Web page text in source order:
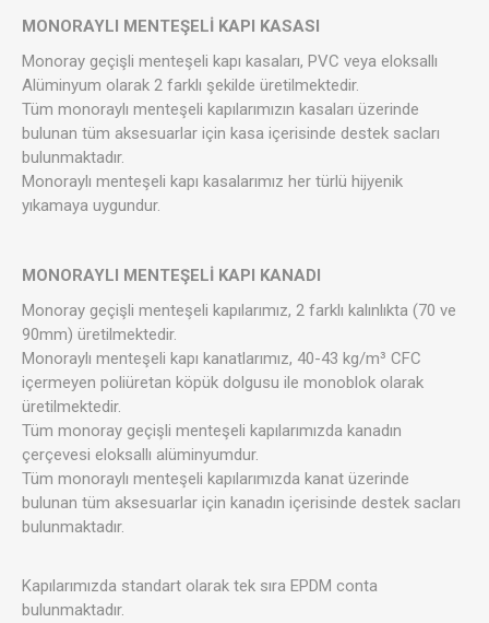
MONORAYLI MENTEŞELİ KAPI KASASI
Monoray geçişli menteşeli kapı kasaları, PVC veya eloksallı
Alüminyum olarak 2 farklı şekilde üretilmektedir.
Tüm monoraylı menteşeli kapılarımızın kasaları üzerinde
bulunan tüm aksesuarlar için kasa içerisinde destek sacları
bulunmaktadır.
Monoraylı menteşeli kapı kasalarımız her türlü hijyenik
yıkamaya uygundur.
MONORAYLI MENTEŞELİ KAPI KANADI
Monoray geçişli menteşeli kapılarımız, 2 farklı kalınlıkta (70 ve
90mm) üretilmektedir.
Monoraylı menteşeli kapı kanatlarımız, 40-43 kg/m³ CFC
içermeyen poliüretan köpük dolgusu ile monoblok olarak
üretilmektedir.
Tüm monoray geçişli menteşeli kapılarımızda kanadın
çerçevesi eloksallı alüminyumdur.
Tüm monoraylı menteşeli kapılarımızda kanat üzerinde
bulunan tüm aksesuarlar için kanadın içerisinde destek sacları
bulunmaktadır.
Kapılarımızda standart olarak tek sıra EPDM conta
bulunmaktadır.